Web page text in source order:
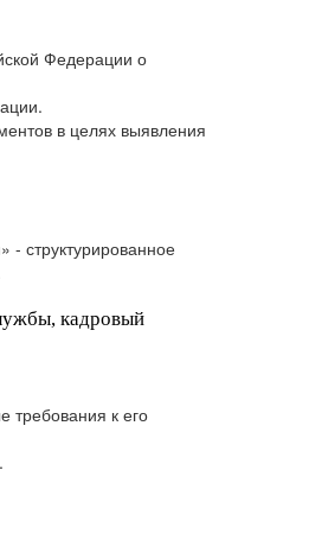
Федерации о
в целях выявления
- структурированное
кадровый
требования к его